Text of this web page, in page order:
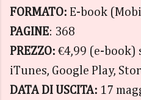
FORMATO: E-book
PAGINE: 368
PREZZO: €4,99 (e-book)
iTunes, Google Play,
DATA DI USCITA: 17